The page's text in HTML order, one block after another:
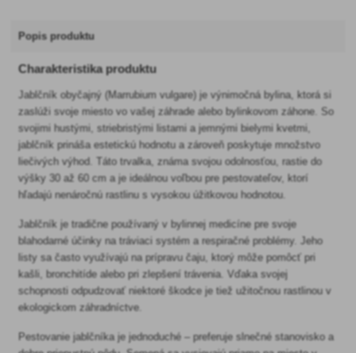
Popis produktu
Charakteristika produktu
Jablčník obyčajný (Marrubium vulgare) je výnimočná bylina, ktorá si
zaslúži svoje miesto vo vašej záhrade alebo bylinkovom záhone. So
svojimi hustými, striebristými listami a jemnými bielymi kvetmi,
jablčník prináša estetickú hodnotu a zároveň poskytuje množstvo
liečivých výhod. Táto trvalka, známa svojou odolnosťou, rastie do
výšky 30 až 60 cm a je ideálnou voľbou pre pestovateľov, ktorí
hľadajú nenáročnú rastlinu s vysokou úžitkovou hodnotou.
Jablčník je tradične používaný v bylinnej medicíne pre svoje
blahodarné účinky na tráviaci systém a respiračné problémy. Jeho
listy sa často využívajú na prípravu čaju, ktorý môže pomôcť pri
kašli, bronchitíde alebo pri zlepšení trávenia. Vďaka svojej
schopnosti odpudzovať niektoré škodce je tiež užitočnou rastlinou v
ekologickom záhradníctve.
Pestovanie jablčníka je jednoduché – preferuje slnečné stanovisko a